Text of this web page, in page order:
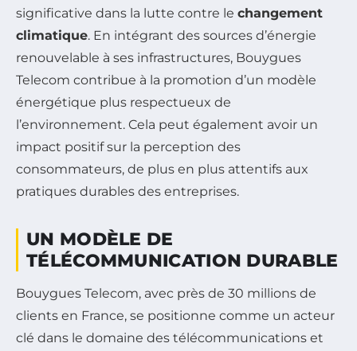
significative dans la lutte contre le changement
climatique. En intégrant des sources d’énergie
renouvelable à ses infrastructures, Bouygues
Telecom contribue à la promotion d’un modèle
énergétique plus respectueux de
l’environnement. Cela peut également avoir un
impact positif sur la perception des
consommateurs, de plus en plus attentifs aux
pratiques durables des entreprises.
UN MODÈLE DE
TÉLÉCOMMUNICATION DURABLE
Bouygues Telecom, avec près de 30 millions de
clients en France, se positionne comme un acteur
clé dans le domaine des télécommunications et